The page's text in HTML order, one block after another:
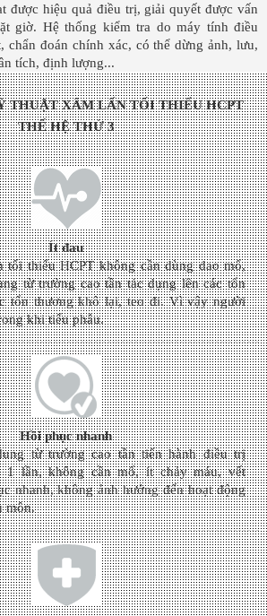
được hiệu quả điều trị, giải quyết được vấn
giờ. Hệ thống kiểm tra do máy tính điều
chẩn đoán chính xác, có thể dừng ảnh, lưu,
tích, định lượng...
THUẬT XÂM LẤN TỐI THIỂU HCPT
THẾ HỆ THỨ 3
Ít đau
tối thiểu HCPT không cần dùng dao mổ,
từ trường cao tần tác dụng lên các tổn
tổn thương khô lại, teo đi. Vì vậy người
khi tiểu phẫu.
Hồi phục nhanh
từ trường cao tần tiến hành điều trị
1 lần, không cần mổ, ít chảy máu, vết
nhanh, không ảnh hưởng đến hoạt động
môn.